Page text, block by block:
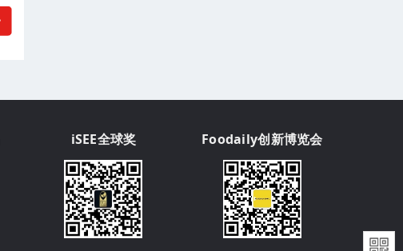
iSEE全球奖 Foodaily创新博览会